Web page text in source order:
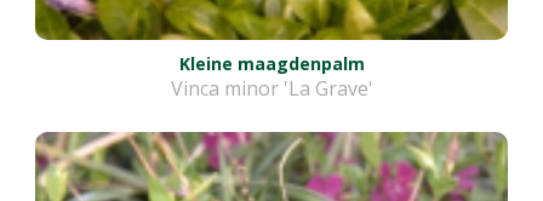
Kleine maagdenpalm
Vinca minor 'La Grave'